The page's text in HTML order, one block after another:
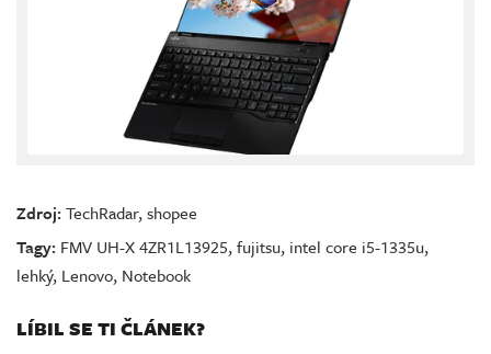
Zdroj:TechRadar,shopee
Tagy: FMV UH-X 4ZR1L13925,fujitsu, intel core i5-1335u,
lehký, Lenovo, Notebook
LÍBIL SE TI ČLÁNEK?